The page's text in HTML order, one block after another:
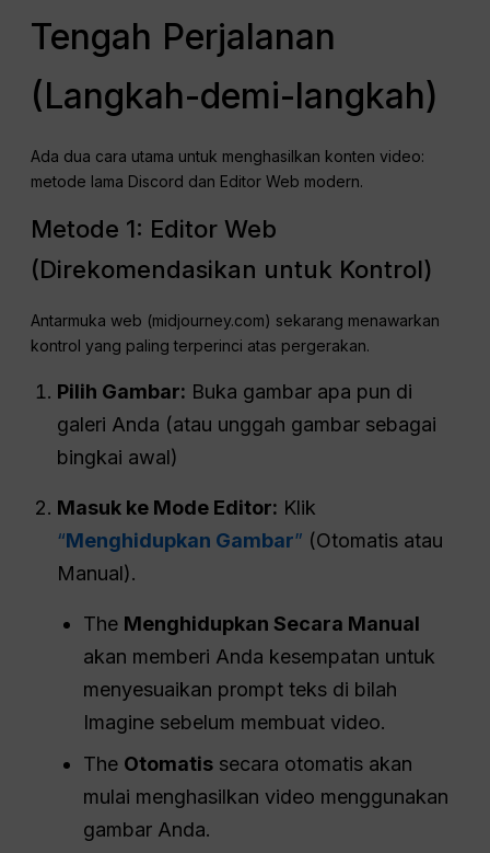
Tengah Perjalanan
(Langkah-demi-langkah)
Ada dua cara utama untuk menghasilkan konten video:
metode lama Discord dan Editor Web modern.
Metode 1: Editor Web
(Direkomendasikan untuk Kontrol)
Antarmuka web (midjourney.com) sekarang menawarkan
kontrol yang paling terperinci atas pergerakan.
Pilih Gambar: Buka gambar apa pun di
galeri Anda (atau unggah gambar sebagai
bingkai awal)
Masuk ke Mode Editor: Klik
“Menghidupkan Gambar” (Otomatis atau
Manual).
The Menghidupkan Secara Manual
akan memberi Anda kesempatan untuk
menyesuaikan prompt teks di bilah
Imagine sebelum membuat video.
The Otomatis secara otomatis akan
mulai menghasilkan video menggunakan
gambar Anda.